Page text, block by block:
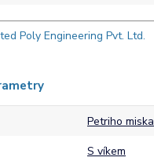
Poly Engineering Pvt. Ltd.
Petriho miska
S víkem